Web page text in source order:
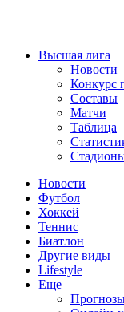
Высшая лига
Новости
Конкурс
Составы
Матчи
Таблица
Новости
Футбол
Хоккей
Теннис
Биатлон
Другие виды
Lifestyle
Еще